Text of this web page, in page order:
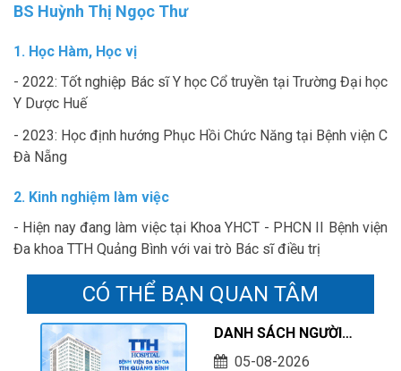
BS Huỳnh Thị Ngọc Thư
1. Học Hàm, Học vị
- 2022: Tốt nghiệp Bác sĩ Y học Cổ truyền tại Trường Đại học
Y Dược Huế
- 2023: Học định hướng Phục Hồi Chức Năng tại Bệnh viện C
Đà Nẵng
2. Kinh nghiệm làm việc
- Hiện nay đang làm việc tại Khoa YHCT - PHCN II Bệnh viện
Đa khoa TTH Quảng Bình với vai trò Bác sĩ điều trị
CÓ THỂ BẠN QUAN TÂM
DANH SÁCH NGƯỜI
HOÀN THÀNH THỰC
05-08-2026